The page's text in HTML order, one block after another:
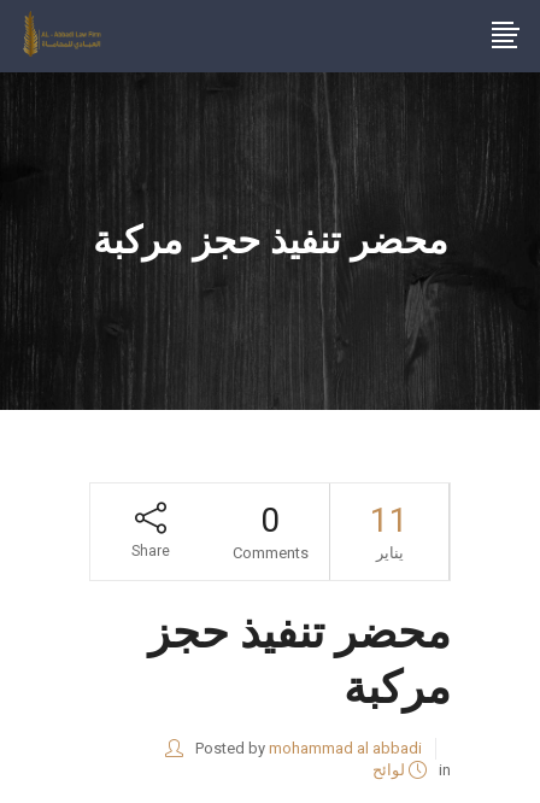
محضر تنفيذ حجز مركبة
11
يناير
0
Comments
Share
محضر تنفيذ حجز
مركبة
Posted by mohammad al abbadi
in
لوائح